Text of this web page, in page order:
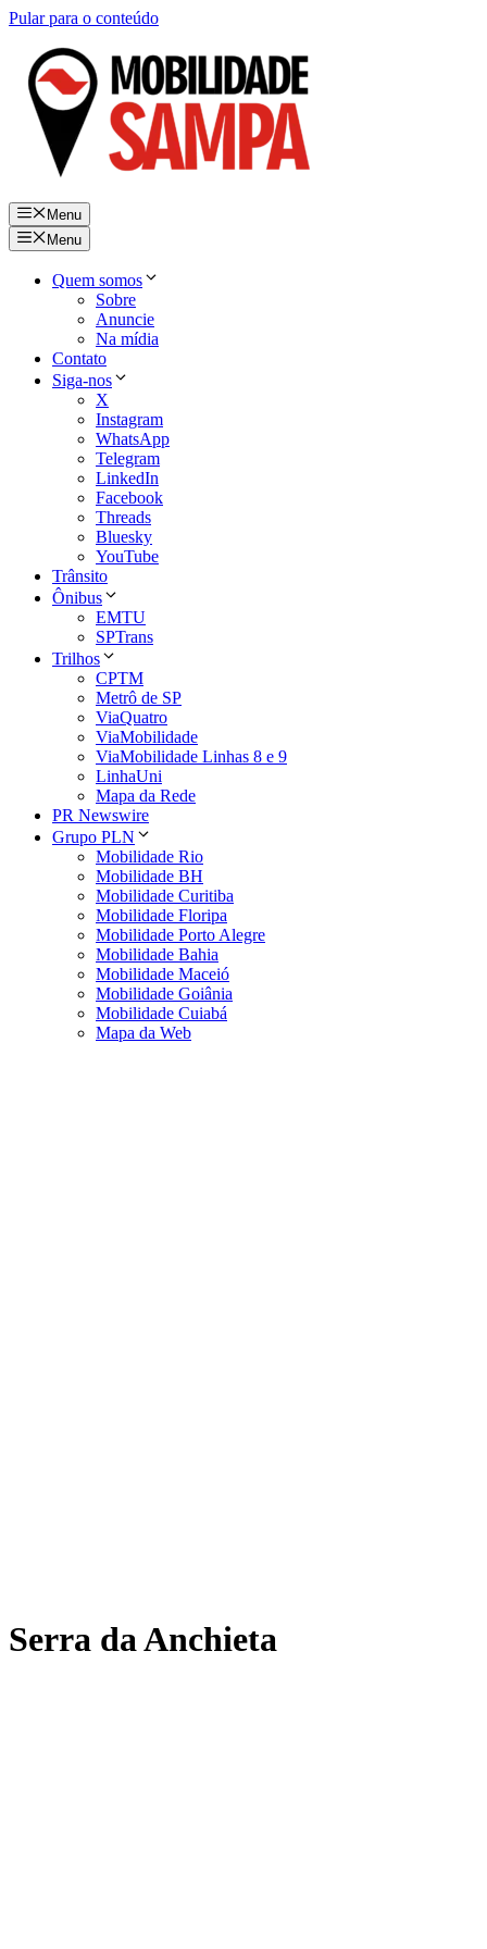
Pular para o conteúdo
Menu
Menu
Quem somos
Sobre
Anuncie
Na mídia
Contato
Siga-nos
X
Instagram
WhatsApp
Telegram
LinkedIn
Facebook
Threads
Bluesky
YouTube
Trânsito
Ônibus
EMTU
SPTrans
Trilhos
CPTM
Metrô de SP
ViaQuatro
ViaMobilidade
ViaMobilidade Linhas 8 e 9
LinhaUni
Mapa da Rede
PR Newswire
Grupo PLN
Mobilidade Rio
Mobilidade BH
Mobilidade Curitiba
Mobilidade Floripa
Mobilidade Porto Alegre
Mobilidade Bahia
Mobilidade Maceió
Mobilidade Goiânia
Mobilidade Cuiabá
Mapa da Web
Serra da Anchieta